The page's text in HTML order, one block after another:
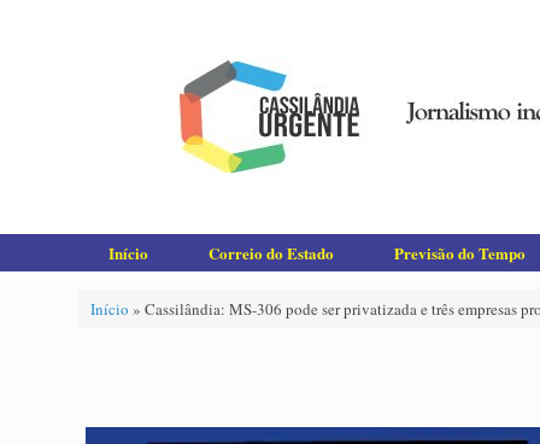
Início Correio do Estado Previsão do Tempo
Início » Cassilândia: MS-306 pode ser privatizada e três empresas